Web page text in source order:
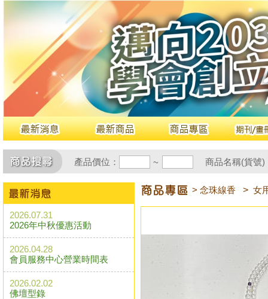
產品價位： ~ 商品名稱(貨號
2026.07.31
2026年中秋優惠活動
2026.04.28
會員服務中心營業時間表
2026.02.02
佛壇型錄
> 念珠線香 > 女